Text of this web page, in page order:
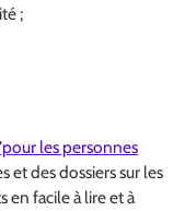
;
les personnes
et des dossiers sur les
en facile à lire et à